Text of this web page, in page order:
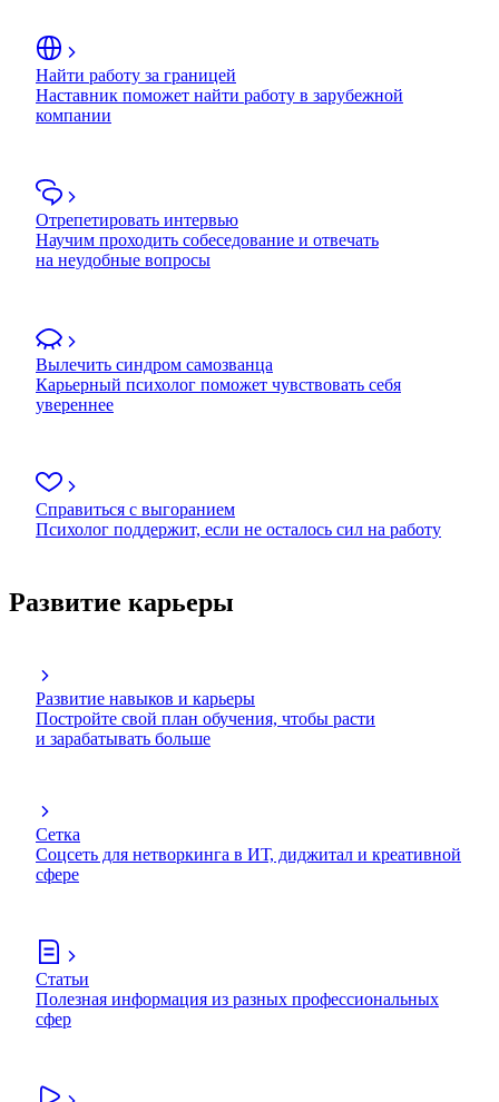
Найти работу за границей
Наставник поможет найти работу в зарубежной
компании
Отрепетировать интервью
Научим проходить собеседование и отвечать
на неудобные вопросы
Вылечить синдром самозванца
Карьерный психолог поможет чувствовать себя
увереннее
Справиться с выгоранием
Психолог поддержит, если не осталось сил на работу
Развитие карьеры
Развитие навыков и карьеры
Постройте свой план обучения, чтобы расти
и зарабатывать больше
Сетка
Соцсеть для нетворкинга в ИТ, диджитал и креативной
сфере
Статьи
Полезная информация из разных профессиональных
сфер